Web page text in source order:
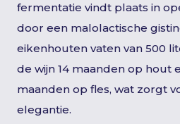
fermentatie vindt plaats in
door een malolactische
eikenhouten vaten van 500
de wijn 14 maanden op hout
maanden op fles, wat zorgt
elegantie.